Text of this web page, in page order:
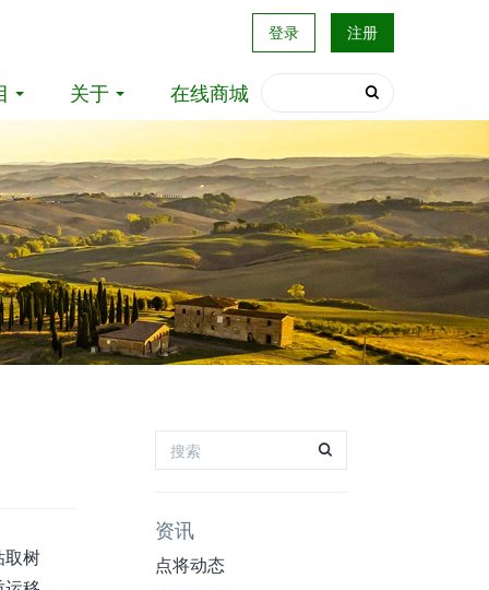
登录 注册
关于 在线商城
取树
资讯
点将动态